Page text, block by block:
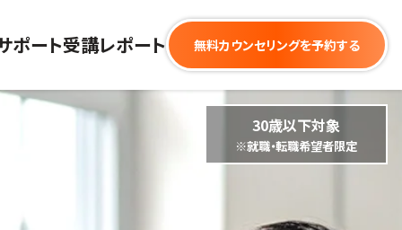
ポート受講レポート 無料カウンセリングを予約する
30歳以下対象
※就職・転職希望者限定